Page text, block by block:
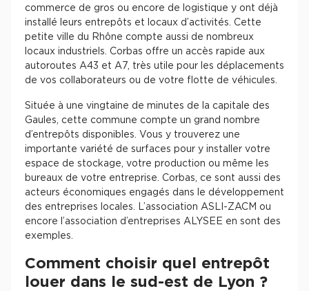
commerce de gros ou encore de logistique y ont déjà
installé leurs entrepôts et locaux d’activités. Cette
petite ville du Rhône compte aussi de nombreux
locaux industriels. Corbas offre un accès rapide aux
autoroutes A43 et A7, très utile pour les déplacements
de vos collaborateurs ou de votre flotte de véhicules.
Située à une vingtaine de minutes de la capitale des
Gaules, cette commune compte un grand nombre
d’entrepôts disponibles. Vous y trouverez une
importante variété de surfaces pour y installer votre
espace de stockage, votre production ou même les
bureaux de votre entreprise. Corbas, ce sont aussi des
acteurs économiques engagés dans le développement
des entreprises locales. L’association ASLI-ZACM ou
encore l’association d’entreprises ALYSEE en sont des
exemples.
Comment choisir quel entrepôt
louer dans le sud-est de Lyon ?